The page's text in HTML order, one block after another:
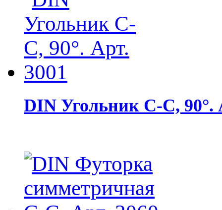
DIN Угольник С-С, 90°.